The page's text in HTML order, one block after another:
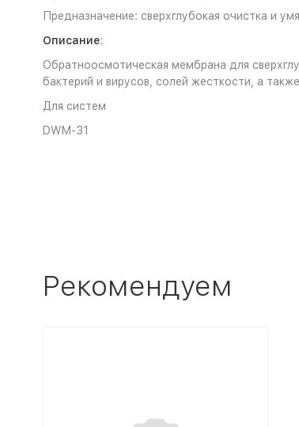
Предназначение: сверхглубокая очистка и
Описание:
Обратноосмотическая мембрана для
бактерий и вирусов, солей жесткости, а
Для систем
DWM-31
Рекомендуем